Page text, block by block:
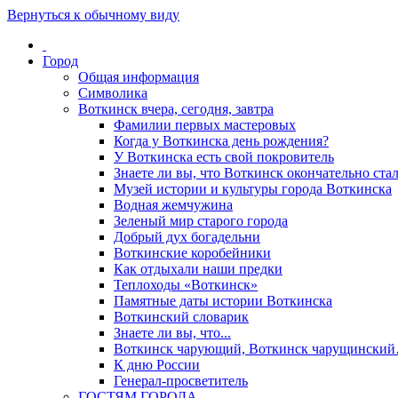
Вернуться к обычному виду
Город
Общая информация
Символика
Воткинск вчера, сегодня, завтра
Фамилии первых мастеровых
Когда у Воткинска день рождения?
У Воткинска есть свой покровитель
Знаете ли вы, что Воткинск окончательно
Музей истории и культуры города Воткинска
Водная жемчужина
Зеленый мир старого города
Добрый дух богадельни
Воткинские коробейники
Как отдыхали наши предки
Теплоходы «Воткинск»
Памятные даты истории Воткинска
Воткинский словарик
Знаете ли вы, что...
Воткинск чарующий, Воткинск
К дню России
Генерал-просветитель